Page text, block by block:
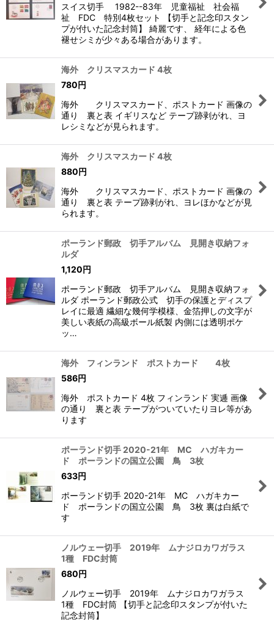
スイス切手 1982--83年 児童福祉 社会福
祉 FDC 特別4枚セット 【切手と記念印スタン
プが付いた記念封筒】 綺麗です、 経年による色
褪せシミが少々ある場合があります。
海外 クリスマスカード 4枚
780円
海外 クリスマスカード、ポストカード 画像の
通り 裏と表 イギリスなど テープ跡剥がれ、ヨ
レシミなどが見られます。
海外 クリスマスカード 4枚
880円
海外 クリスマスカード、ポストカード 画像の
通り 裏と表 テープ跡剥がれ、ヨレほかなどが見
られます。
ポーランド郵政 切手アルバム 見開き収納フォ
ルダ
1,120円
ポーランド郵政 切手アルバム 見開き収納フォ
ルダ ポーランド郵政公式 切手の保護とディスプ
レイに最適 繊細な幾何学模様、金箔押しの文字が
美しい表紙の高級ボール紙製 内側には透明ポケ
ッ…
海外 フィンランド ポストカード 4枚
586円
海外 ポストカード 4枚 フィンランド 実逓 画像
の通り 裏と表 テープがついていたりヨレ等があ
ります
ポーランド切手 2020-21年 MC ハガキカー
ド ポーランドの国立公園 鳥 3枚
633円
ポーランド切手 2020-21年 MC ハガキカー
ド ポーランドの国立公園 鳥 3枚 裏は白紙で
す
ノルウェー切手 2019年 ムナジロカワガラス
1種 FDC封筒
680円
ノルウェー切手 2019年 ムナジロカワガラス
1種 FDC封筒 【切手と記念印スタンプが付いた
記念封筒】